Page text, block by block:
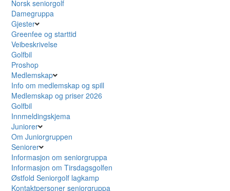
Norsk seniorgolf
Damegruppa
Gjester
Greenfee og starttid
Veibeskrivelse
Golfbil
Proshop
Medlemskap
Info om medlemskap og spill
Medlemskap og priser 2026
Golfbil
Innmeldingskjema
Juniorer
Om Juniorgruppen
Seniorer
Informasjon om seniorgruppa
Informasjon om Tirsdagsgolfen
Østfold Seniorgolf lagkamp
Kontaktpersoner seniorgruppa